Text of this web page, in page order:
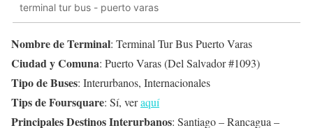
terminal tur bus - puerto varas
Nombre de Terminal: Terminal Tur Bus Puerto Varas
Ciudad y Comuna: Puerto Varas (Del Salvador #1093)
Tipo de Buses: Interurbanos, Internacionales
Tips de Foursquare: Sí, veraquí
Principales Destinos Interurbanos: Santiago – Rancagua –